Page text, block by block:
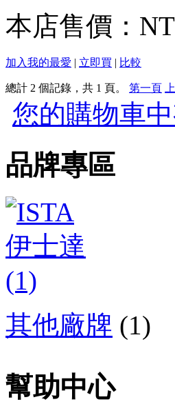
本店售價：
加入我的最愛 | 立即買 | 比較
總計 2 個記錄，共 1 頁。 第一頁
您的購物車
品牌專區
其他廠牌 (1)
幫助中心